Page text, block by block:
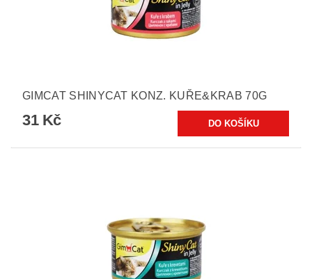
GIMCAT SHINYCAT KONZ. KUŘE&KRAB 70G
31 Kč